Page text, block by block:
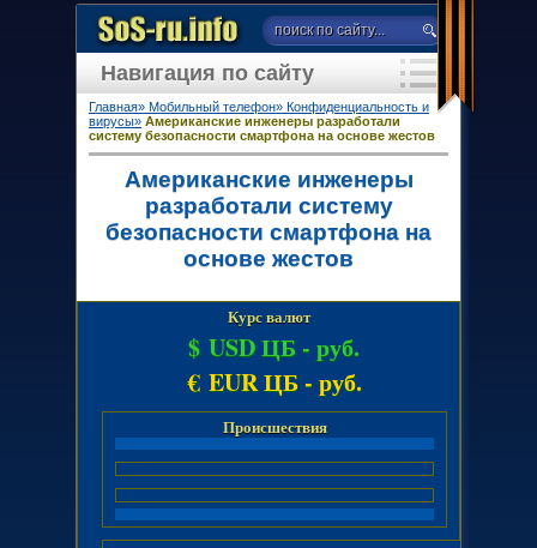
Главная» Мобильный телефон» Конфиденциальность и
вирусы» Американские инженеры разработали
систему безопасности смартфона на основе жестов
Американские инженеры
разработали систему
безопасности смартфона на
основе жестов
Курс валют
$ USD ЦБ - руб.
€ EUR ЦБ - руб.
Происшествия
Навигация по сайту